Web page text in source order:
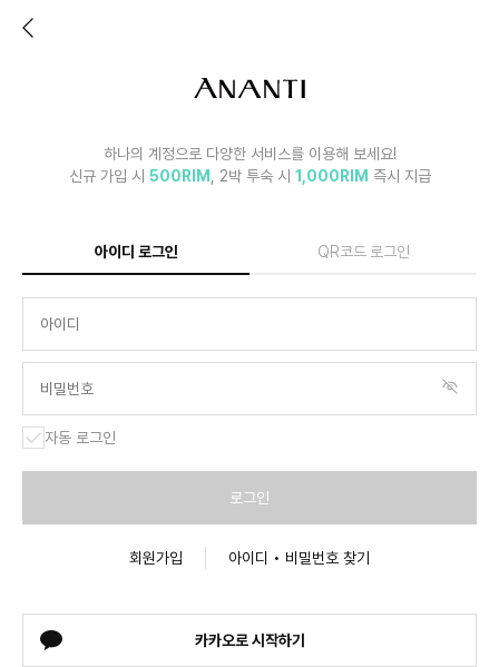
하나의 계정으로 다양한 서비스를 이용해 보세요!
신규 가입 시 500RIM , 2박 투숙 시 1,000RIM 즉시 지급
아이디 로그인 QR코드 로그인
자동 로그인
로그인
회원가입 아이디 • 비밀번호 찾기
카카오로 시작하기